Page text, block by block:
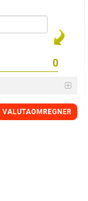
VALUTAOMREGNER